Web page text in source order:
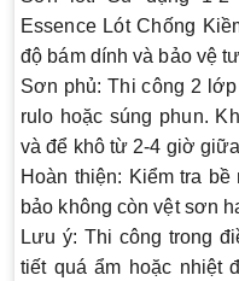
Essence Lót Chống
độ bám dính và bảo vệ
Sơn phủ: Thi công 2
rulo hoặc súng phun.
và để khô từ 2-4 giờ
Hoàn thiện: Kiểm tra bề
bảo không còn vệt sơn
Lưu ý: Thi công trong
tiết quá ẩm hoặc nhiệt